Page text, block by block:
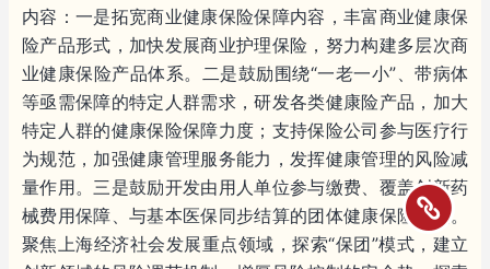
内容：一是拓宽商业健康保险保障内容，丰富商业健康保
险产品形式，加快发展商业护理保险，努力构建多层次商
业健康保险产品体系。二是鼓励围绕“一老一小”、带病体
等亟需保障的特定人群需求，研发各类健康险产品，加大
特定人群的健康保险保障力度；支持保险公司参与医疗行
为规范，加强健康管理服务能力，发挥健康管理的风险减
量作用。三是鼓励开发由用人单位参与缴费、覆盖创新药
械费用保障、与基本医保同步结算的团体健康保险产品。
聚焦上海经济社会发展重点领域，探索“保团”模式，建立